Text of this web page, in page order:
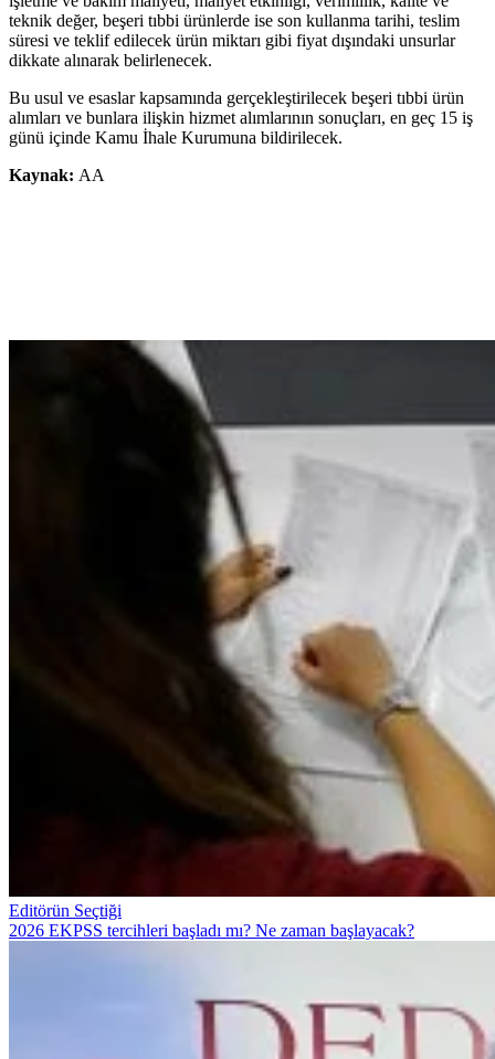
teknik değer, beşeri tıbbi ürünlerde ise son kullanma tarihi, teslim
süresi ve teklif edilecek ürün miktarı gibi fiyat dışındaki unsurlar
dikkate alınarak belirlenecek.
Bu usul ve esaslar kapsamında gerçekleştirilecek beşeri tıbbi ürün
alımları ve bunlara ilişkin hizmet alımlarının sonuçları, en geç 15 iş
günü içinde Kamu İhale Kurumuna bildirilecek.
Kaynak: AA
Editörün Seçtiği
2026 EKPSS tercihleri başladı mı? Ne zaman başlayacak?